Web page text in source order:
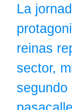
La
reinas
sector,